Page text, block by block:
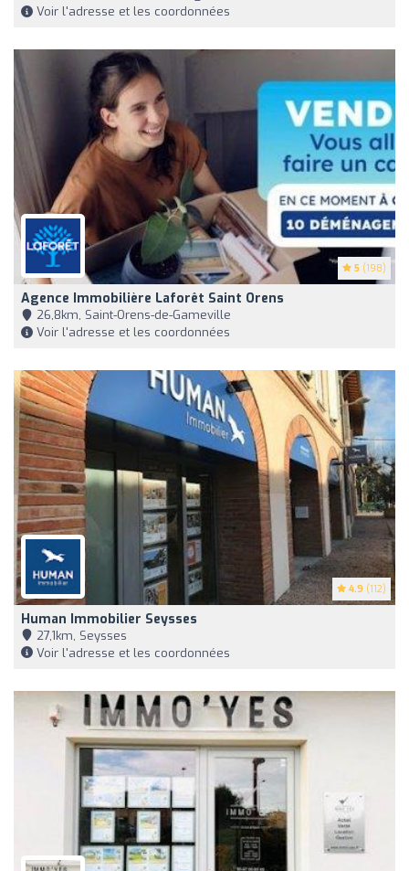
Voir l'adresse et les coordonnées
5 (198)
Agence Immobilière Laforêt Saint Orens
26,8km, Saint-Orens-de-Gameville
Voir l'adresse et les coordonnées
4.9 (112)
Human Immobilier Seysses
27,1km, Seysses
Voir l'adresse et les coordonnées